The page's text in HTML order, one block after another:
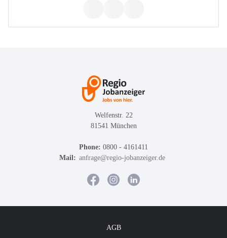
Welfenstr. 22
81541 München
Phone: 0800 - 4161411
Mail: anfrage@regio-jobanzeiger.de
AGB